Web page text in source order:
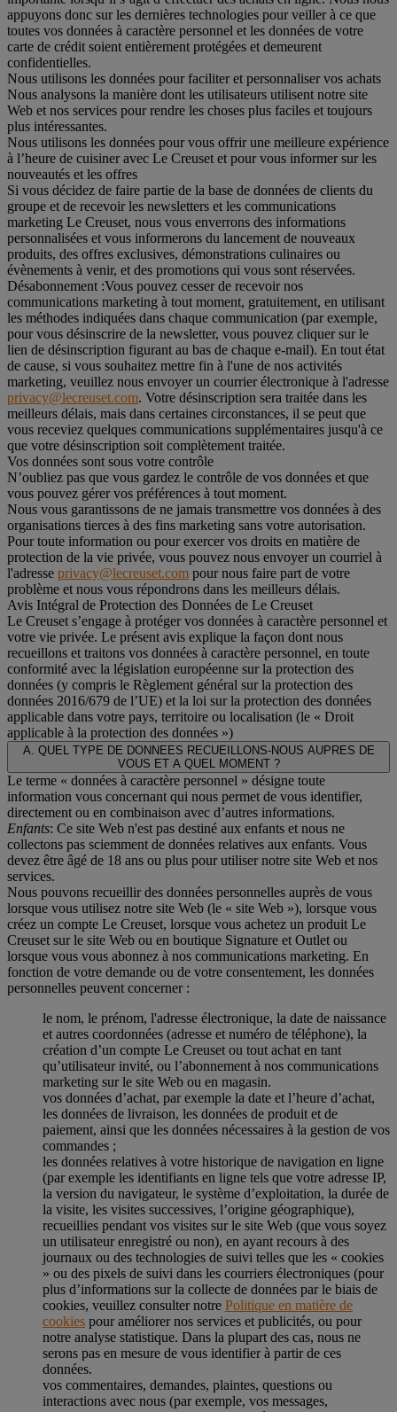
appuyons donc sur les dernières technologies pour veiller à ce que
toutes vos données à caractère personnel et les données de votre
carte de crédit soient entièrement protégées et demeurent
confidentielles.
Nous utilisons les données pour faciliter et personnaliser vos achats
Nous analysons la manière dont les utilisateurs utilisent notre site
Web et nos services pour rendre les choses plus faciles et toujours
plus intéressantes.
Nous utilisons les données pour vous offrir une meilleure expérience
à l’heure de cuisiner avec Le Creuset et pour vous informer sur les
nouveautés et les offres
Si vous décidez de faire partie de la base de données de clients du
groupe et de recevoir les newsletters et les communications
marketing Le Creuset, nous vous enverrons des informations
personnalisées et vous informerons du lancement de nouveaux
produits, des offres exclusives, démonstrations culinaires ou
évènements à venir, et des promotions qui vous sont réservées.
Désabonnement :Vous pouvez cesser de recevoir nos
communications marketing à tout moment, gratuitement, en utilisant
les méthodes indiquées dans chaque communication (par exemple,
pour vous désinscrire de la newsletter, vous pouvez cliquer sur le
lien de désinscription figurant au bas de chaque e-mail). En tout état
de cause, si vous souhaitez mettre fin à l'une de nos activités
marketing, veuillez nous envoyer un courrier électronique à l'adresse
privacy@lecreuset.com. Votre désinscription sera traitée dans les
meilleurs délais, mais dans certaines circonstances, il se peut que
vous receviez quelques communications supplémentaires jusqu'à ce
que votre désinscription soit complètement traitée.
Vos données sont sous votre contrôle
N’oubliez pas que vous gardez le contrôle de vos données et que
vous pouvez gérer vos préférences à tout moment.
Nous vous garantissons de ne jamais transmettre vos données à des
organisations tierces à des fins marketing sans votre autorisation.
Pour toute information ou pour exercer vos droits en matière de
protection de la vie privée, vous pouvez nous envoyer un courriel à
l'adresse privacy@lecreuset.com pour nous faire part de votre
problème et nous vous répondrons dans les meilleurs délais.
Avis Intégral de Protection des Données de Le Creuset
Le Creuset s’engage à protéger vos données à caractère personnel et
votre vie privée. Le présent avis explique la façon dont nous
recueillons et traitons vos données à caractère personnel, en toute
conformité avec la législation européenne sur la protection des
données (y compris le Règlement général sur la protection des
données 2016/679 de l’UE) et la loi sur la protection des données
applicable dans votre pays, territoire ou localisation (le « Droit
applicable à la protection des données »)
A. QUEL TYPE DE DONNEES RECUEILLONS-NOUS AUPRES DE
VOUS ET A QUEL MOMENT ?
Le terme « données à caractère personnel » désigne toute
information vous concernant qui nous permet de vous identifier,
directement ou en combinaison avec d’autres informations.
Enfants: Ce site Web n'est pas destiné aux enfants et nous ne
collectons pas sciemment de données relatives aux enfants. Vous
devez être âgé de 18 ans ou plus pour utiliser notre site Web et nos
services.
Nous pouvons recueillir des données personnelles auprès de vous
lorsque vous utilisez notre site Web (le « site Web »), lorsque vous
créez un compte Le Creuset, lorsque vous achetez un produit Le
Creuset sur le site Web ou en boutique Signature et Outlet ou
lorsque vous vous abonnez à nos communications marketing. En
fonction de votre demande ou de votre consentement, les données
personnelles peuvent concerner :
le nom, le prénom, l'adresse électronique, la date de naissance
et autres coordonnées (adresse et numéro de téléphone), la
création d’un compte Le Creuset ou tout achat en tant
qu’utilisateur invité, ou l’abonnement à nos communications
marketing sur le site Web ou en magasin.
vos données d’achat, par exemple la date et l’heure d’achat,
les données de livraison, les données de produit et de
paiement, ainsi que les données nécessaires à la gestion de vos
commandes ;
les données relatives à votre historique de navigation en ligne
(par exemple les identifiants en ligne tels que votre adresse IP,
la version du navigateur, le système d’exploitation, la durée de
la visite, les visites successives, l’origine géographique),
recueillies pendant vos visites sur le site Web (que vous soyez
un utilisateur enregistré ou non), en ayant recours à des
journaux ou des technologies de suivi telles que les « cookies
» ou des pixels de suivi dans les courriers électroniques (pour
plus d’informations sur la collecte de données par le biais de
cookies, veuillez consulter notre Politique en matière de
cookies pour améliorer nos services et publicités, ou pour
notre analyse statistique. Dans la plupart des cas, nous ne
serons pas en mesure de vous identifier à partir de ces
données.
vos commentaires, demandes, plaintes, questions ou
interactions avec nous (par exemple, vos messages,